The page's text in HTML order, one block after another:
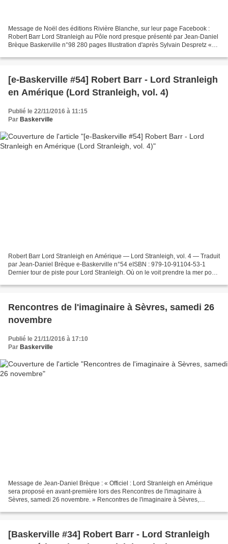
Message de Noël des éditions Rivière Blanche, sur leur page Facebook :
Robert Barr Lord Stranleigh au Pôle nord presque présenté par Jean-Daniel
Brèque Baskerville n°98 280 pages Illustration d'après Sylvain Despretz «
[e-Baskerville #54] Robert Barr - Lord Stranleigh
en Amérique (Lord Stranleigh, vol. 4)
Publié le 22/11/2016 à 11:15
Par Baskerville
Robert Barr Lord Stranleigh en Amérique — Lord Stranleigh, vol. 4 — Traduit
par Jean-Daniel Brèque e-Baskerville n°54 eISBN : 979-10-91104-53-1
Dernier tour de piste pour Lord Stranleigh. Où on le voit prendre la mer pour
Rencontres de l'imaginaire à Sèvres, samedi 26
novembre
Publié le 21/11/2016 à 17:10
Par Baskerville
Message de Jean-Daniel Brèque : « Officiel : Lord Stranleigh en Amérique
sera proposé en avant-première lors des Rencontres de l'imaginaire à
Sèvres, samedi 26 novembre. » Rencontres de l'imaginaire à Sèvres,
[Baskerville #34] Robert Barr - Lord Stranleigh